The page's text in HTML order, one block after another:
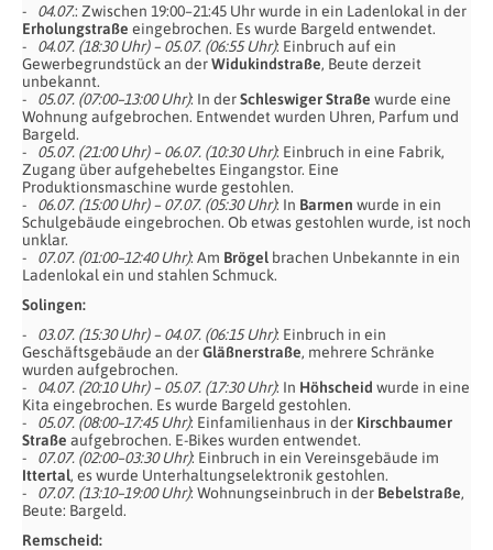
04.07.: Zwischen 19:00–21:45 Uhr wurde in ein Ladenlokal in der
Erholungstraße eingebrochen. Es wurde Bargeld entwendet.
04.07. (18:30 Uhr) – 05.07. (06:55 Uhr): Einbruch auf ein
Gewerbegrundstück an derWidukindstraße, Beute derzeit
unbekannt.
05.07. (07:00–13:00 Uhr): In derSchleswiger Straße wurde eine
Wohnung aufgebrochen. Entwendet wurden Uhren, Parfum und
Bargeld.
05.07. (21:00 Uhr) – 06.07. (10:30 Uhr): Einbruch in eine Fabrik,
Zugang über aufgehebeltes Eingangstor. Eine
Produktionsmaschine wurde gestohlen.
06.07. (15:00 Uhr) – 07.07. (05:30 Uhr): In Barmen wurde in ein
Schulgebäude eingebrochen. Ob etwas gestohlen wurde, ist noch
unklar.
07.07. (01:00–12:40 Uhr): Am Brögel brachen Unbekannte in ein
Ladenlokal ein und stahlen Schmuck.
Solingen:
03.07. (15:30 Uhr) – 04.07. (06:15 Uhr): Einbruch in ein
Geschäftsgebäude an derGläßnerstraße, mehrere Schränke
wurden aufgebrochen.
04.07. (20:10 Uhr) – 05.07. (17:30 Uhr): In Höhscheid wurde in eine
Kita eingebrochen. Es wurde Bargeld gestohlen.
05.07. (08:00–17:45 Uhr): Einfamilienhaus in der Kirschbaumer
Straße aufgebrochen. E-Bikes wurden entwendet.
07.07. (02:00–03:30 Uhr): Einbruch in ein Vereinsgebäude im
Ittertal, es wurde Unterhaltungselektronik gestohlen.
07.07. (13:10–19:00 Uhr): Wohnungseinbruch in der Bebelstraße,
Beute: Bargeld.
Remscheid: